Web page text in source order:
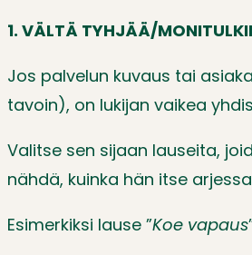
1. VÄLTÄ TYHJÄÄ/
Jos palvelun kuvaus tai
tavoin), on lukijan vaikea
Valitse sen sijaan lauseita,
nähdä, kuinka hän itse
Esimerkiksi lause ”Koe vapaus